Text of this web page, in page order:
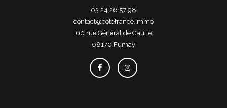
03 24 26 57 98
contact@cotefrance.immo
60 rue Général de Gaulle
08170
fumay